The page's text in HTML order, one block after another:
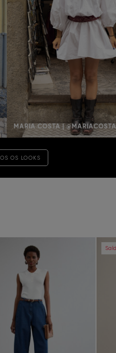
MARIA COSTA |
OS LOOKS